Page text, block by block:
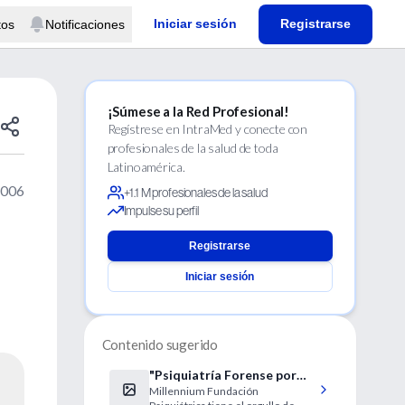
Notificaciones Iniciar sesión Registrarse
¡Súmese a la Red Profesional!
Regístrese en IntraMed y conecte con
profesionales de la salud de toda
Latinoamérica.
+1.1 M profesionales de la salud
Impulse su perfil
Registrarse
Iniciar sesión
Contenido sugerido
"Psiquiatría Forense por
Psiquiatras Forenses".
Millennium Fundación